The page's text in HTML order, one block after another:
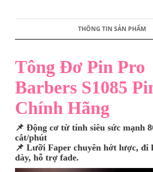
THÔNG TIN SẢN PHẨM
Tông Đơ Pin Pro
Barbers S1085
Chính Hãng
📌 Động cơ từ tính siêu sức mạnh
cắt/phút
📌 Lưỡi Faper chuyên hớt lược, đi
dày, hỗ trợ fade.